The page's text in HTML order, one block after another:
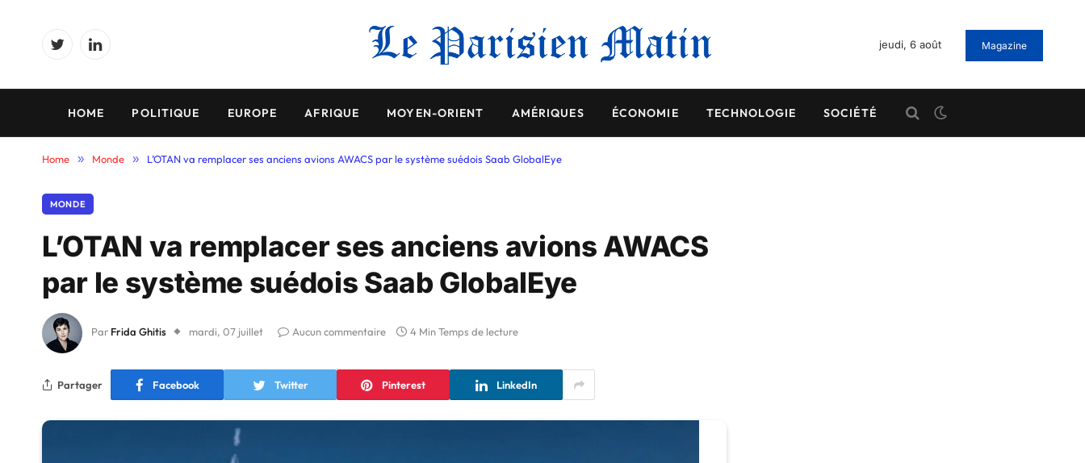
TwitterLinkedIn
jeudi, 6 août Magazine
HOME POLITIQUE EUROPE AFRIQUE MOYEN-ORIENT AMÉRIQUES ÉCONOMIE TECHNOLOGIE SOCIÉTÉ
Home » Monde » L’OTAN va remplacer ses anciens avions AWACS par le système suédois Saab GlobalEye
MONDE
L’OTAN va remplacer ses anciens avions AWACS
par le système suédois Saab GlobalEye
Par Frida Ghitis mardi, 07 juillet Aucun commentaire 4 Min Temps de lecture
Partager Facebook Twitter Pinterest LinkedIn